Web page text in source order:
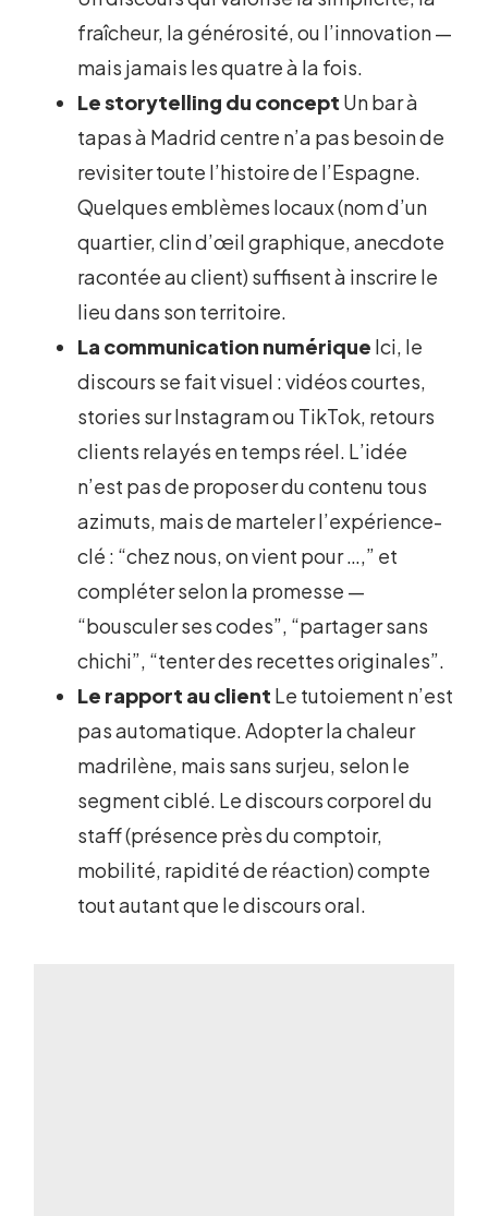
fraîcheur, la générosité, ou l’innovation —
mais jamais les quatre à la fois.
Le storytelling du concept Un bar à
tapas à Madrid centre n’a pas besoin de
revisiter toute l’histoire de l’Espagne.
Quelques emblèmes locaux (nom d’un
quartier, clin d’œil graphique, anecdote
racontée au client) suffisent à inscrire le
lieu dans son territoire.
La communication numérique Ici, le
discours se fait visuel : vidéos courtes,
stories sur Instagram ou TikTok, retours
clients relayés en temps réel. L’idée
n’est pas de proposer du contenu tous
azimuts, mais de marteler l’expérience-
clé : “chez nous, on vient pour …,” et
compléter selon la promesse —
“bousculer ses codes”, “partager sans
chichi”, “tenter des recettes originales”.
Le rapport au client Le tutoiement n’est
pas automatique. Adopter la chaleur
madrilène, mais sans surjeu, selon le
segment ciblé. Le discours corporel du
staff (présence près du comptoir,
mobilité, rapidité de réaction) compte
tout autant que le discours oral.